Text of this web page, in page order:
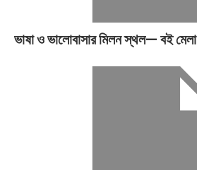
ভাষা ও ভালোবাসার মিলন স্থল— বই মেলা